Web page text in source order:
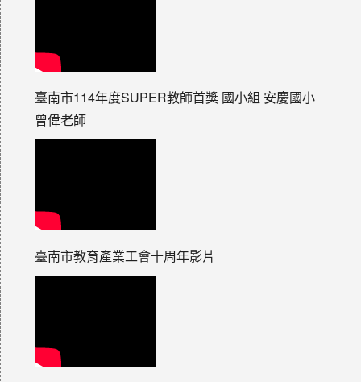
臺南市114年度SUPER教師首獎 國小組 安慶國小
曾偉老師
臺南市教育產業工會十周年影片